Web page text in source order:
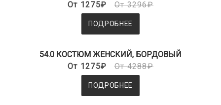
От 1275₽
От 3296₽
ПОДРОБНЕЕ
54.0 КОСТЮМ ЖЕНСКИЙ, БОРДОВЫЙ
От 1275₽
От 4288₽
ПОДРОБНЕЕ